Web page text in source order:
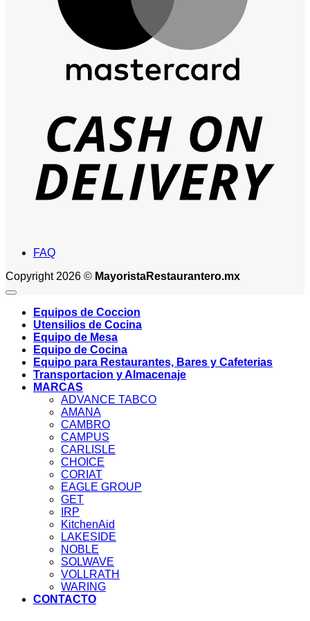
FAQ
Copyright 2026 © MayoristaRestaurantero.mx
Equipos de Coccion
Utensilios de Cocina
Equipo de Mesa
Equipo de Cocina
Equipo para Restaurantes, Bares y Cafeterias
Transportacion y Almacenaje
MARCAS
ADVANCE TABCO
AMANA
CAMBRO
CAMPUS
CARLISLE
CHOICE
CORIAT
EAGLE GROUP
GET
IRP
KitchenAid
LAKESIDE
NOBLE
SOLWAVE
VOLLRATH
WARING
CONTACTO